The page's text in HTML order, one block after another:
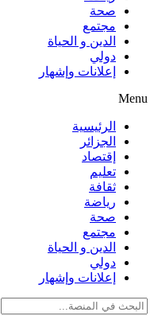
صحة
مجتمع
الدين و الحياة
دولي
إعلانات وإشهار
Menu
الرئيسية
الجزائر
إقتصاد
تعليم
ثقافة
رياضة
صحة
مجتمع
الدين و الحياة
دولي
إعلانات وإشهار